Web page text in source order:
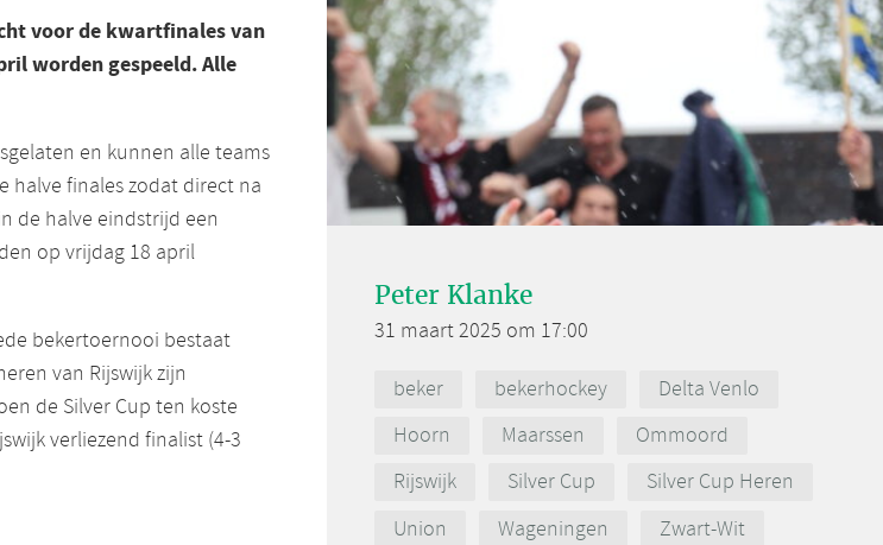
voor de kwartfinales van
worden gespeeld. Alle
en kunnen alle teams
halve finales zodat direct na
de halve eindstrijd een
op vrijdag 18 april
bekertoernooi bestaat
van Rijswijk zijn
de Silver Cup ten koste
verliezend finalist (4-3
Peter Klanke
31 maart 2025 om 17:00
beker bekerhockey
Delta Venlo
Hoorn
Maarssen
Ommoord
Rijswijk
Silver Cup
Silver Cup Heren
Union
Wageningen Zwart-Wit